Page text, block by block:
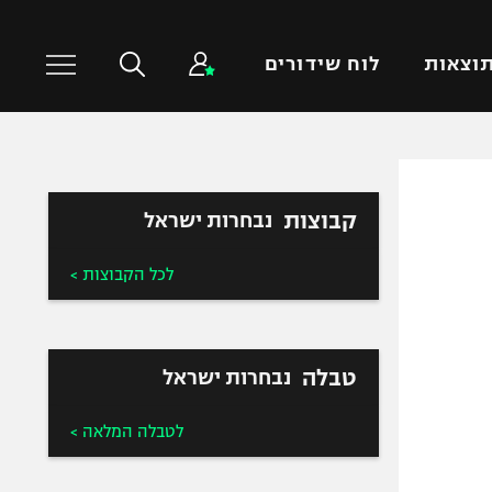
תוצאות לוח שידורים
טניס
ספורט אולימפי
UFC
קבוצות נבחרות ישראל
לכל הקבוצות >
טבלה נבחרות ישראל
לטבלה המלאה >